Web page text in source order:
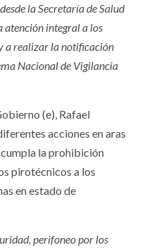
la Secretaría de Salud
atención integral a los
a realizar la notificación
Nacional de Vigilancia
(e), Rafael
acciones en aras
la prohibición
pirotécnicos a los
en estado de
perifoneo por los